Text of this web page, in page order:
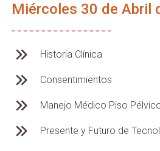
Miércoles 30 de Abril
Historia Clínica
Consentimientos
Manejo Médico Piso
Presente y Futuro de